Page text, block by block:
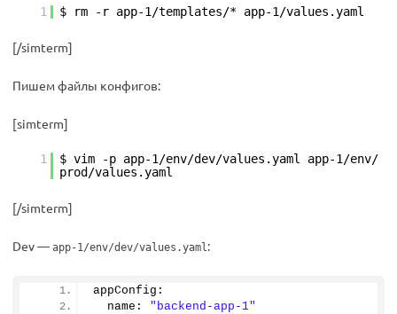
1 $ rm -r app-1/templates/* app-1/values.yaml
[/simterm]
Пишем файлы конфигов:
[simterm]
1
$ vim -p app-1/env/dev/values.yaml app-1/env/
prod/values.yaml
[/simterm]
Dev — app-1/env/dev/values.yaml:
appConfig:
  name:
"backend-app-1"